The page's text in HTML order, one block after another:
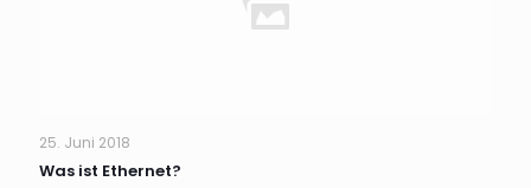
25. Juni 2018
Was ist Ethernet?